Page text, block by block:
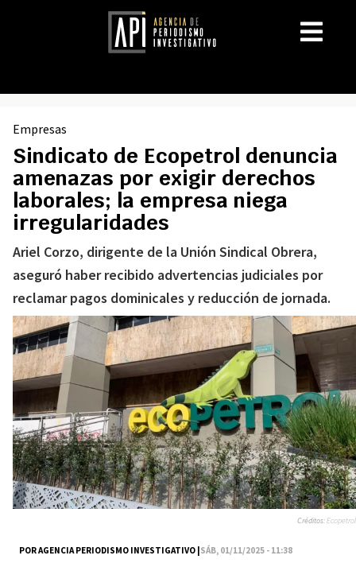
Empresas
Sindicato de Ecopetrol denuncia
amenazas por exigir derechos
laborales; la empresa niega
irregularidades
Ariel Corzo, dirigente de la Unión Sindical Obrera,
aseguró haber recibido advertencias judiciales por
reclamar pagos dominicales y reducción de jornada.
POR AGENCIA PERIODISMO INVESTIGATIVO |SÁB, 01/11/2025 - 11:38
Créditos:Ecopetrol